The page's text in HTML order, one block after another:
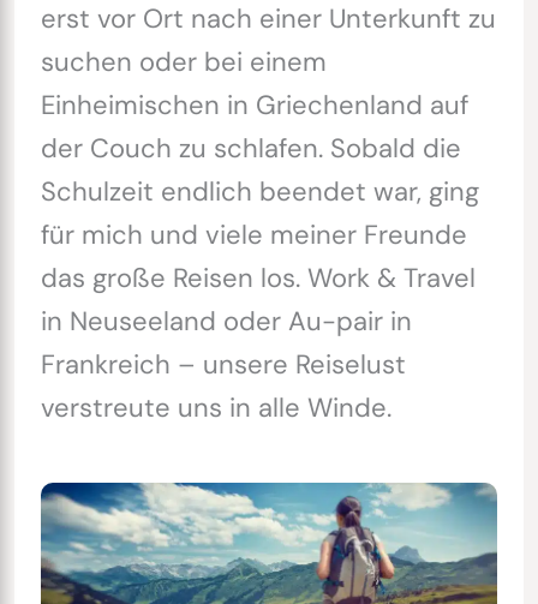
erst vor Ort nach einer Unterkunft zu
suchen oder bei einem
Einheimischen in Griechenland auf
der Couch zu schlafen. Sobald die
Schulzeit endlich beendet war, ging
für mich und viele meiner Freunde
das große Reisen los. Work & Travel
in Neuseeland oder Au-pair in
Frankreich – unsere Reiselust
verstreute uns in alle Winde.